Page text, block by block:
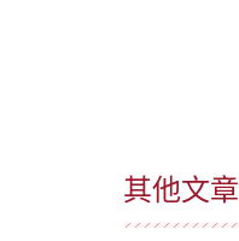
其他文章